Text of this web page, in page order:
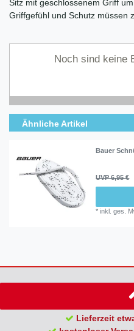
Sitz mit geschlossenem Griff
Griffgefühl und Schutz müssen
Noch sind keine
Ähnliche Artikel
Bauer
UVP 6,95 €
*inkl. ges.
Lieferzeit